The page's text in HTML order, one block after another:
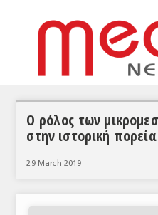
ΣΥΝΕΝΤΕΥΞΕΙΣ
ΘΕΜΑΤΑ
Ο ρόλος των
στην ιστορική
29 March 2019